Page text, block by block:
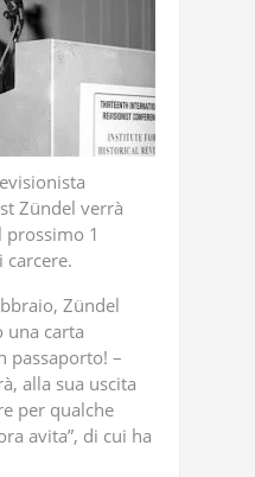
Zündel verrà
1
Zündel
una carta
passaporto! –
alla sua uscita
per qualche
avita”, di cui ha